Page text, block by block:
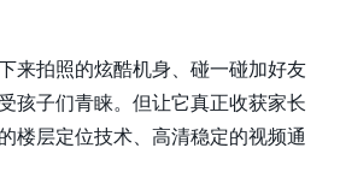
来拍照的炫酷机身、碰一碰加好友
孩子们青睐。但让它真正收获家长
楼层定位技术、高清稳定的视频通